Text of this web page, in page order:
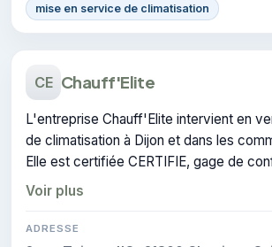
mise en service de climatisation
CE Chauff'Elite
L'entreprise Chauff'Elite intervient en
de climatisation à Dijon et dans les
Elle est certifiée CERTIFIE, gage de
interventions réalisées.
Voir plus
ADRESSE